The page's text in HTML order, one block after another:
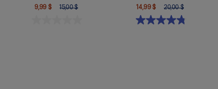
9,99 $
15,00 $
14,99 $
20,00 $